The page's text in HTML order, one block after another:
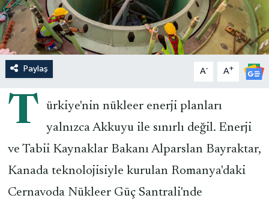
Paylaş A- A+
T
ürkiye'nin nükleer enerji planları
yalnızca Akkuyu ile sınırlı değil. Enerji
ve Tabii Kaynaklar Bakanı Alparslan Bayraktar,
Kanada teknolojisiyle kurulan Romanya'daki
Cernavoda Nükleer Güç Santrali'nde